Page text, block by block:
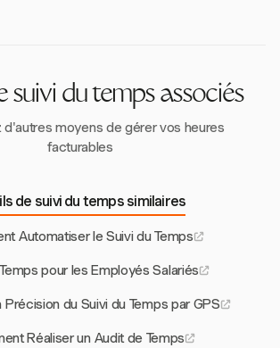
suivi du temps associés
moyens de gérer vos heures
facturables
de suivi du temps similaires
Automatiser le Suivi du Temps
pour les Employés Salariés
Précision du Suivi du Temps par GPS
Réaliser un Audit de Temps